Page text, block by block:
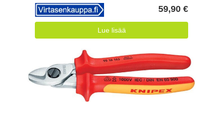
59,90 €
Lue lisää